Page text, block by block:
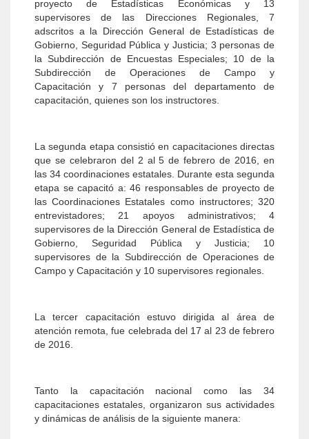
proyecto de Estadísticas Económicas y 13
supervisores de las Direcciones Regionales, 7
adscritos a la Dirección General de Estadísticas de
Gobierno, Seguridad Pública y Justicia; 3 personas de
la Subdirección de Encuestas Especiales; 10 de la
Subdirección de Operaciones de Campo y
Capacitación y 7 personas del departamento de
capacitación, quienes son los instructores.
La segunda etapa consistió en capacitaciones directas
que se celebraron del 2 al 5 de febrero de 2016, en
las 34 coordinaciones estatales. Durante esta segunda
etapa se capacitó a: 46 responsables de proyecto de
las Coordinaciones Estatales como instructores; 320
entrevistadores; 21 apoyos administrativos; 4
supervisores de la Dirección General de Estadística de
Gobierno, Seguridad Pública y Justicia; 10
supervisores de la Subdirección de Operaciones de
Campo y Capacitación y 10 supervisores regionales.
La tercer capacitación estuvo dirigida al área de
atención remota, fue celebrada del 17 al 23 de febrero
de 2016.
Tanto la capacitación nacional como las 34
capacitaciones estatales, organizaron sus actividades
y dinámicas de análisis de la siguiente manera: